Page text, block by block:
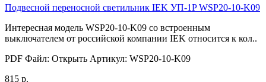
Подвесной переносной светильник IEK УП-1P WSP20-10-K09
Интересная модель WSP20-10-K09 со встроенным
выключателем от российской компании IEK относится к кол..
PDF Файл: Открыть Артикул: WSP20-10-K09
815 р.